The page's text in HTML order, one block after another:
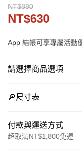
NT$880
NT$630
App 結帳可享專屬活動
請選擇商品選項
🔎尺寸表
付款與運送方式
超取滿NT$1,800免運